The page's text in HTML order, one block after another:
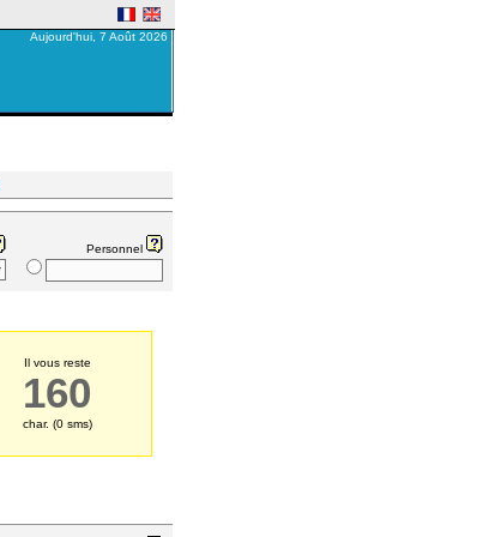
Aujourd'hui, 7 Août 2026
Personnel
Il vous reste
160
char. (0sms)